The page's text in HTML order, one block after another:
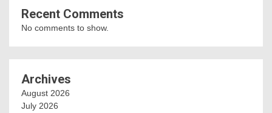
Recent Comments
No comments to show.
Archives
August 2026
July 2026